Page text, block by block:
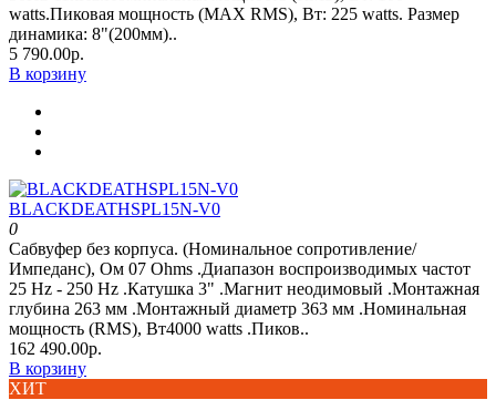
watts.Пиковая мощность (MAX RMS), Вт: 225 watts. Размер
динамика: 8"(200мм)..
5 790.00р.
В корзину
BLACKDEATHSPL15N-V0
0
Сабвуфер без корпуса. (Номинальное сопротивление/
Импеданс), Ом 07 Ohms .Диапазон воспроизводимых частот
25 Hz - 250 Hz .Катушка 3" .Магнит неодимовый .Монтажная
глубина 263 мм .Монтажный диаметр 363 мм .Номинальная
мощность (RMS), Вт4000 watts .Пиков..
162 490.00р.
В корзину
ХИТ